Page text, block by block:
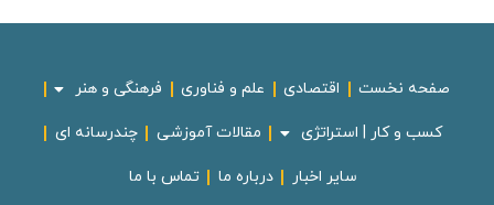
صفحه نخست اقتصادی علم و فناوری فرهنگی و هنر
کسب و کار | استراتژی مقالات آموزشی چندرسانه ای
سایر اخبار درباره ما تماس با ما